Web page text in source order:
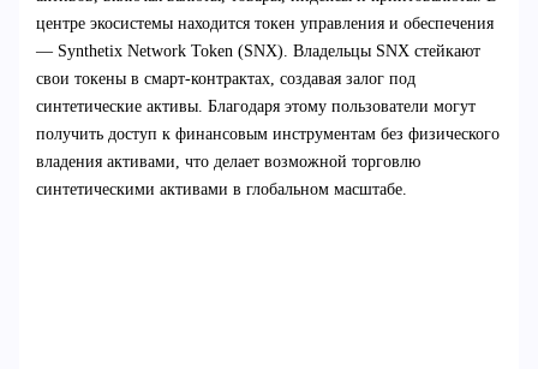
центре экосистемы находится токен управления и обеспечения
— Synthetix Network Token (SNX). Владельцы SNX стейкают
свои токены в смарт-контрактах, создавая залог под
синтетические активы. Благодаря этому пользователи могут
получить доступ к финансовым инструментам без физического
владения активами, что делает возможной торговлю
синтетическими активами в глобальном масштабе.